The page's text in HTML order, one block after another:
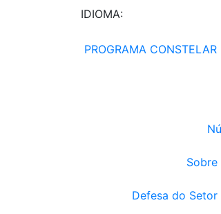
IDIOMA:
PROGRAMA CONSTELAR
Defesa do Setor